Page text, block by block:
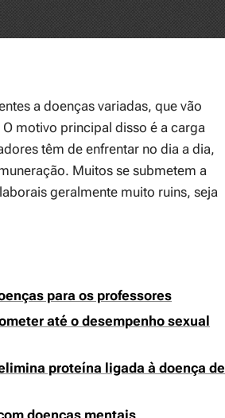
a doenças variadas, que vão
motivo principal disso é a carga
têm de enfrentar no dia a dia,
Muitos se submetem a
geralmente muito ruins, seja
para os professores
até o desempenho sexual
proteína ligada à doença de